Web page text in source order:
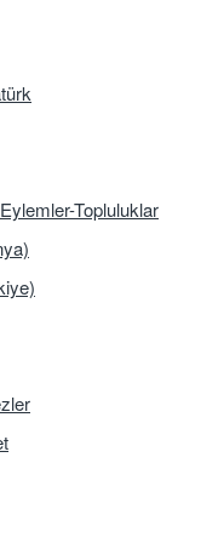
Topluluklar